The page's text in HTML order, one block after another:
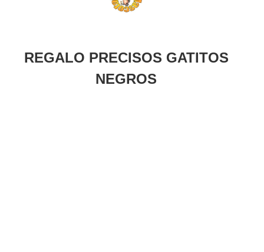
REGALO PRECISOS GATITOS
NEGROS